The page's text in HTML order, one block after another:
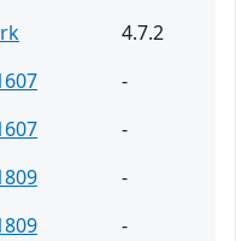
4.7.2
-
-
-
-